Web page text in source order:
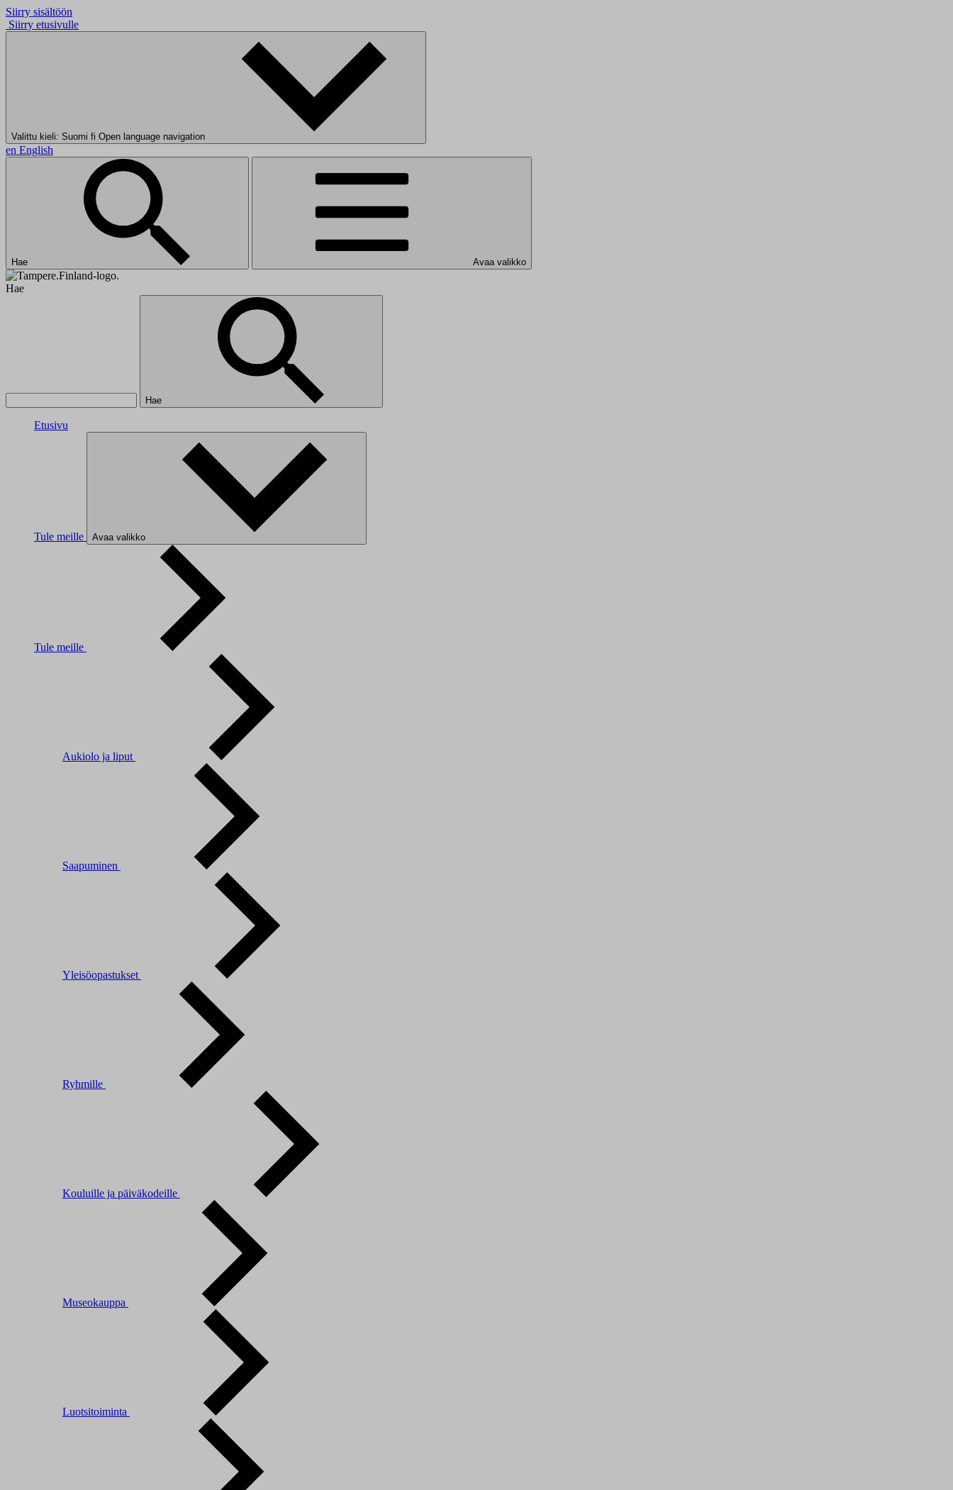
Siirry sisältöön
Siirry etusivulle
Valittu kieli: Suomi fi Open language navigation
en English
Hae Avaa valikko
Hae
Hae
Etusivu
Tule meille Avaa valikko
Tule meille
Aukiolo ja liput
Saapuminen
Yleisöopastukset
Ryhmille
Kouluille ja päiväkodeille
Museokauppa
Luotsitoiminta